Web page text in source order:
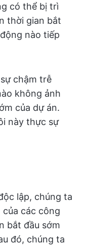
có thể bị trì
thời gian bắt
nào tiếp
chậm trễ
không ảnh
của dự án.
này thực sự
lập, chúng ta
các công
bắt đầu sớm
đó, chúng ta